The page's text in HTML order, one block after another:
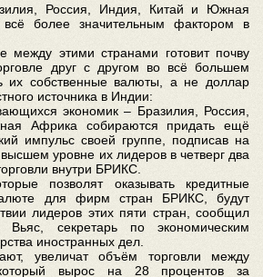
Россия, Индия, Китай и Южная
всё более значительным фактором в
между этими странами готовит почву
друг с другом во всё большем
их собственные валюты, а не доллар
источника в Индии:
экономик – Бразилия, Россия,
Африка собираются придать ещё
импульс своей группе, подписав на
уровне их лидеров в четверг два
внутри БРИКС.
позволят оказывать кредитные
для фирм стран БРИКС, будут
лидеров этих пяти стран, сообщил
Вьяс, секретарь по экономическим
иностранных дел.
увеличат объём торговли между
вырос на 28 процентов за